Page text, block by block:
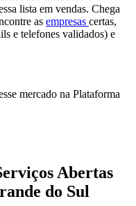
lista em vendas. Chega
as empresas certas,
e telefones validados) e
mercado na Plataforma
Abertas
do Sul